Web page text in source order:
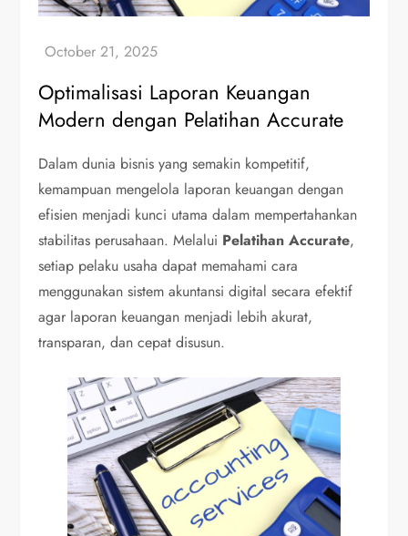
Optimalisasi Laporan Keuangan
Modern dengan Pelatihan Accurate
Dalam dunia bisnis yang semakin kompetitif,
kemampuan mengelola laporan keuangan dengan
efisien menjadi kunci utama dalam mempertahankan
stabilitas perusahaan. Melalui Pelatihan Accurate,
setiap pelaku usaha dapat memahami cara
menggunakan sistem akuntansi digital secara efektif
agar laporan keuangan menjadi lebih akurat,
transparan, dan cepat disusun.